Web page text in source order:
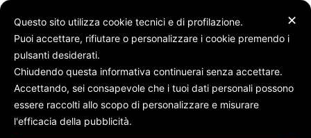
Tag:polo
✕
Questo sito utilizza cookie tecnici e di profilazione.
Puoi accettare, rifiutare o personalizzare i cookie premendo i
pulsanti desiderati.
Chiudendo questa informativa continuerai senza accettare.
Accettando, sei consapevole che i tuoi dati personali possono
essere raccolti allo scopo di personalizzare e misurare
l'efficacia della pubblicità.